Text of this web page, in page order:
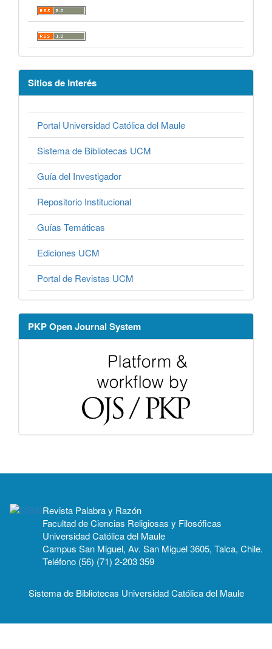
Sitios de Interés
Portal Universidad Católica del Maule
Sistema de Bibliotecas UCM
Guía del Investigador
Repositorio Institucional
Guías Temáticas
Ediciones UCM
Portal de Revistas UCM
PKP Open Journal System
Revista Palabra y Razón
Facultad de Ciencias Religiosas y Filosóficas
Universidad Católica del Maule
Campus San Miguel, Av. San Miguel 3605, Talca, Chile.
Teléfono (56) (71) 2-203 359
Sistema de Bibliotecas Universidad Católica del Maule